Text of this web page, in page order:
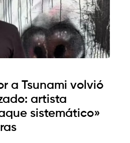
a Tsunami volvió
artista
sistemático»